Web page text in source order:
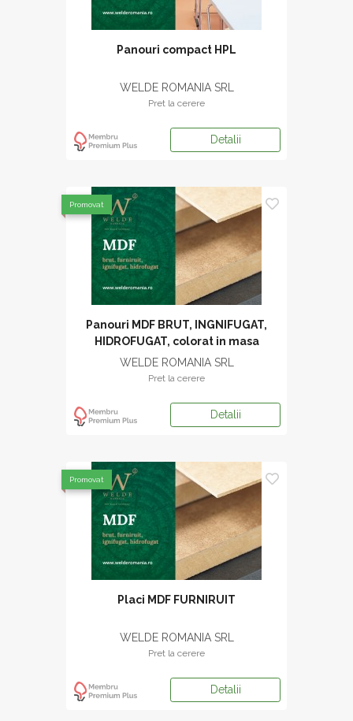
Panouri compact HPL
WELDE ROMANIA SRL
Pret la cerere
Detalii
Panouri MDF BRUT, INGNIFUGAT,
HIDROFUGAT, colorat in masa
WELDE ROMANIA SRL
Pret la cerere
Detalii
Promovat
Placi MDF FURNIRUIT
WELDE ROMANIA SRL
Pret la cerere
Detalii
Promovat